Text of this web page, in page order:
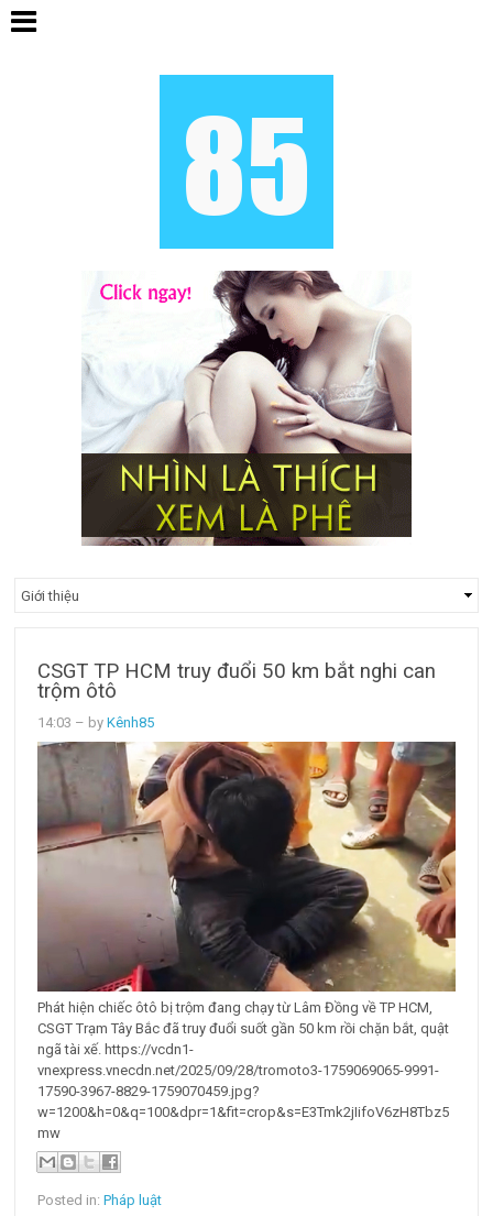
CSGT TP HCM truy đuổi 50 km bắt nghi can
trộm ôtô
14:03 – byKênh85
Phát hiện chiếc ôtô bị trộm đang chạy từ Lâm Đồng về TP HCM,
CSGT Trạm Tây Bắc đã truy đuổi suốt gần 50 km rồi chặn bắt, quật
ngã tài xế. https://vcdn1-
vnexpress.vnecdn.net/2025/09/28/tromoto3-1759069065-9991-
17590-3967-8829-1759070459.jpg?
w=1200&h=0&q=100&dpr=1&fit=crop&s=E3Tmk2jIifoV6zH8Tbz5
mw
Posted in:Pháp luật